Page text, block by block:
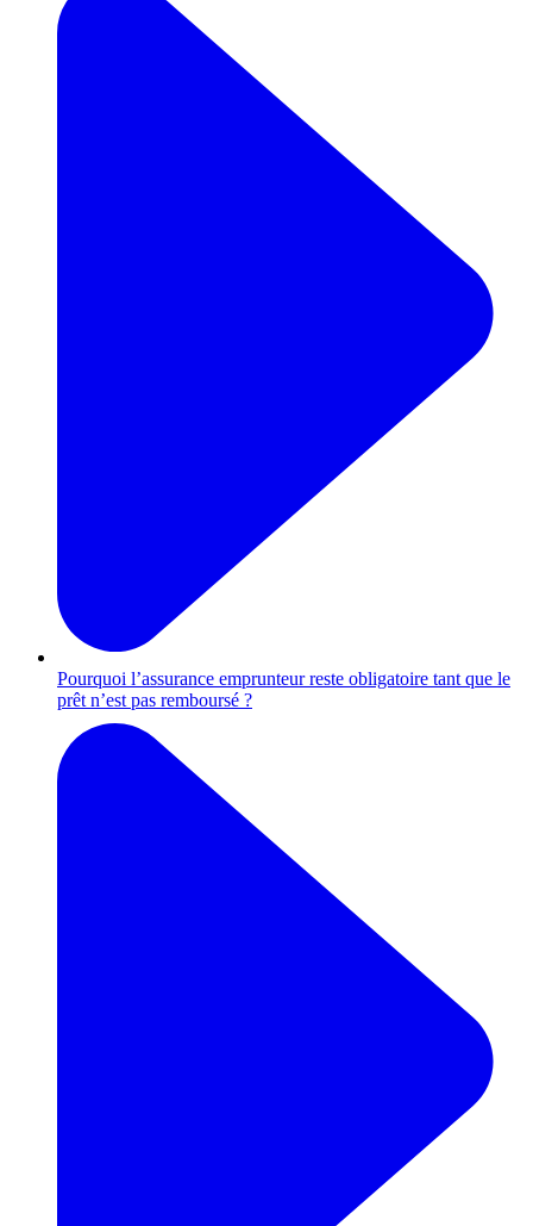
Pourquoi l’assurance emprunteur reste obligatoire tant que le
prêt n’est pas remboursé ?